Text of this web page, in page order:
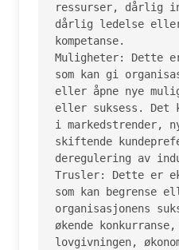
ressurser, dårlig
dårlig ledelse eller
kompetanse.
Muligheter: Dette
som kan gi
eller åpne nye
eller suksess. Det
i markedstrender,
skiftende
deregulering av
Trusler: Dette er
som kan begrense
organisasjonens
økende
lovgivningen,